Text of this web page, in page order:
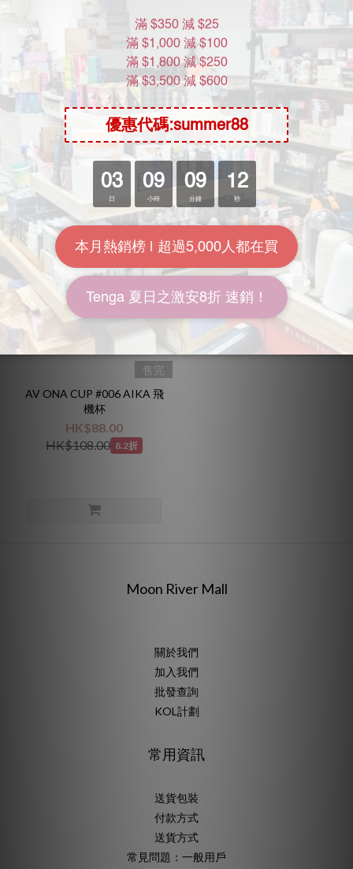
售完
EXE Japanese Real Hole 淫
夢乃愛華 (夢乃あいか) 名器
HK$228.00
HK$288.00 7.9折
SSI JAPAN 日本の名器 完全
再現 AIKA
HK$248.00
HK$328.00
7.6折
售完
AV ONA CUP #006 AIKA 飛
機杯
HK$88.00
HK$108.00 8.2折
Moon River Mall
關於我們
加入我們
批發查詢
KOL計劃
常用資訊
送貨包裝
付款方式
送貨方式
常見問題：一般用戶